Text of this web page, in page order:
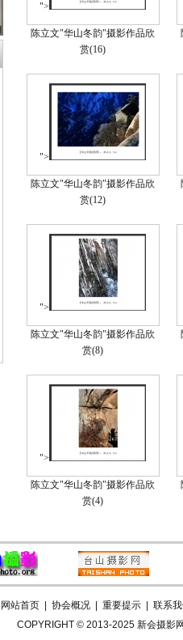
">
陈立文"华山冬韵"摄影作品欣
赏(16)
">
陈立文"华山冬韵"摄影作品欣
赏(12)
">
陈立文"华山冬韵"摄影作品欣
赏(8)
">
陈立文"华山冬韵"摄影作品欣
赏(4)
网站首页 协会概况 重要提示
联系
COPYRIGHT © 2013-2025 新会摄影